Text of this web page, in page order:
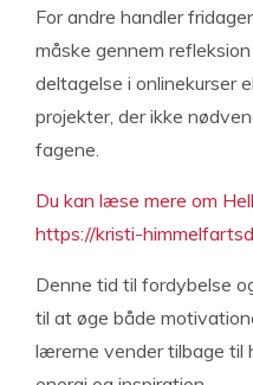
For andre handler
måske gennem
deltagelse i onlinekurser
projekter, der ikke
fagene.
Du kan læse mere om
https://kristi-
Denne tid til fordybelse
til at øge både
lærerne vender tilbage til